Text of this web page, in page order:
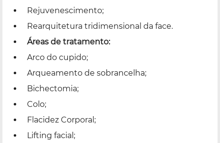
Rejuvenescimento;
Rearquitetura tridimensional da face.
Áreas de tratamento:
Arco do cupido;
Arqueamento de sobrancelha;
Bichectomia;
Colo;
Flacidez Corporal;
Lifting facial;